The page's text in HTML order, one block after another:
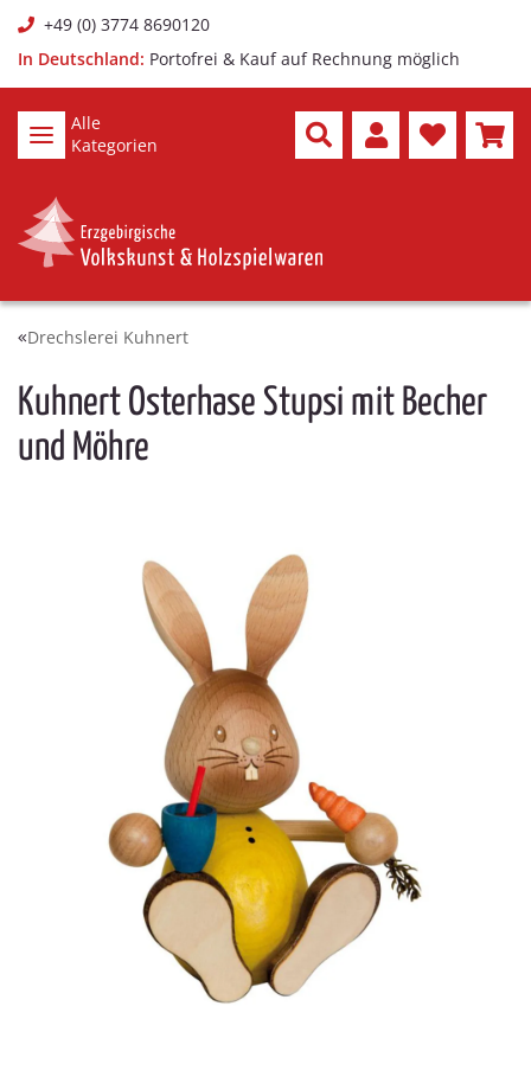
+49 (0) 3774 8690120
In Deutschland: Portofrei & Kauf auf Rechnung möglich
Alle
Kategorien
Drechslerei Kuhnert
Kuhnert Osterhase Stupsi mit Becher
und Möhre